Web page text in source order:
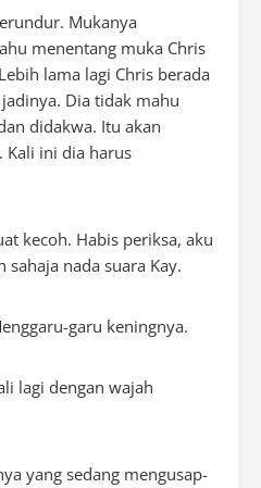
Mukanya
menentang muka Chris
lama lagi Chris berada
Dia tidak mahu
didakwa. Itu akan
Kali ini dia harus
kecoh. Habis periksa, aku
sahaja nada suara Kay.
garu keningnya.
lagi dengan wajah
yang sedang mengusap-